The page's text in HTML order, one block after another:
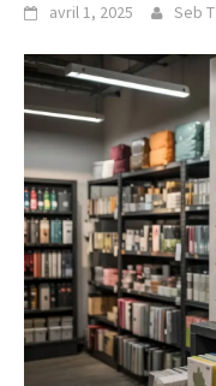
avril 1, 2025 Seb T